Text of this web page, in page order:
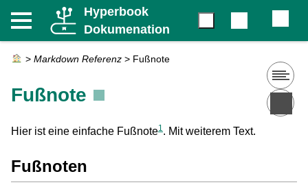
Hyperbook
Dokumenation
> Markdown Referenz > Fußnote
Fußnote
Hier ist eine einfache Fußnote1. Mit weiterem Text.
Fußnoten